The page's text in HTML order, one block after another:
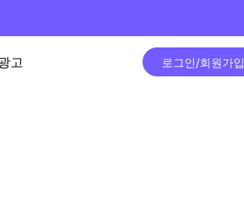
고 로그인/회원가입